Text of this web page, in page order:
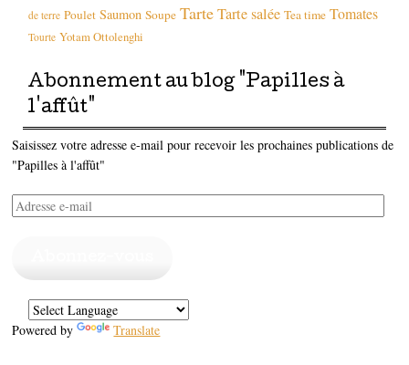
de terre Poulet Saumon Soupe TarteTarte salée Tea time Tomates
Tourte Yotam Ottolenghi
Abonnement au blog "Papilles à
l'affût"
Saisissez votre adresse e-mail pour recevoir les prochaines publications de
"Papilles à l'affût"
Adresse
e-
Powered by Translate